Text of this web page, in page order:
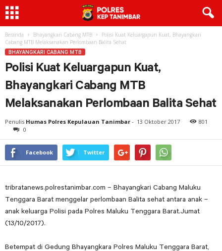
Beranda Bhayangkari Cabang MTB
Polisi Kuat Keluargapun Kuat, Bhayangkari
Cabang MTB Melaksanakan Perlombaan Balita Sehat
BHAYANGKARI CABANG MTB
Polisi Kuat Keluargapun Kuat,
Bhayangkari Cabang MTB
Melaksanakan Perlombaan Balita Sehat
Penulis Humas Polres Kepulauan Tanimbar - 13 Oktober 2017
801
0
Facebook Twitter
tribratanews.polrestanimbar.com – Bhayangkari Cabang Maluku
Tenggara Barat menggelar perlombaan Balita sehat antara anak –
anak keluarga Polisi pada Polres Maluku Tenggara Barat.Jumat
(13/10/2017).
Betempat di Gedung Bhayangkara Polres Maluku Tenggara Barat,